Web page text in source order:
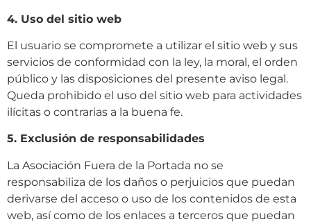
4. Uso del sitio web
El usuario se compromete a utilizar el sitio web y sus
servicios de conformidad con la ley, la moral, el orden
público y las disposiciones del presente aviso legal.
Queda prohibido el uso del sitio web para actividades
ilícitas o contrarias a la buena fe.
5. Exclusión de responsabilidades
La Asociación Fuera de la Portada no se
responsabiliza de los daños o perjuicios que puedan
derivarse del acceso o uso de los contenidos de esta
web, así como de los enlaces a terceros que puedan